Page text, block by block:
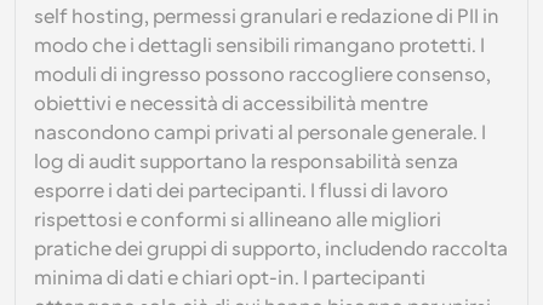
self hosting, permessi granulari e redazione di PII in
modo che i dettagli sensibili rimangano protetti. I
moduli di ingresso possono raccogliere consenso,
obiettivi e necessità di accessibilità mentre
nascondono campi privati al personale generale. I
log di audit supportano la responsabilità senza
esporre i dati dei partecipanti. I flussi di lavoro
rispettosi e conformi si allineano alle migliori
pratiche dei gruppi di supporto, includendo raccolta
minima di dati e chiari opt-in. I partecipanti